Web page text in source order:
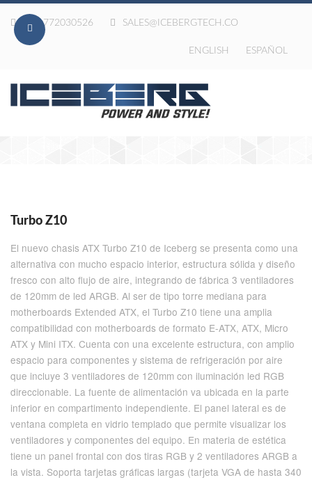
020-772030526 SALES@ICEBERGTECH.CO
ENGLISH ESPAÑOL
Turbo Z10
El nuevo chasis ATX Turbo Z10 de Iceberg se presenta como una
alternativa con mucho espacio interior, estructura sólida y diseño
fresco con alto flujo de aire, integrando de fábrica 3 ventiladores
de 120mm de led ARGB. Al ser de tipo torre mediana para
motherboards Extended ATX, el Turbo Z10 tiene una amplia
compatibilidad con motherboards de formato E-ATX, ATX, Micro
ATX y Mini ITX. Cuenta con una excelente estructura, con amplio
espacio para componentes y sistema de refrigeración por aire
que incluye 3 ventiladores de 120mm con iluminación led RGB
direccionable. La fuente de alimentación va ubicada en la parte
inferior en compartimento independiente. El panel lateral es de
ventana completa en vidrio templado que permite visualizar los
ventiladores y componentes del equipo. En materia de estética
tiene un panel frontal con dos tiras RGB y 2 ventiladores ARGB a
la vista. Soporta tarjetas gráficas largas (tarjeta VGA de hasta 340